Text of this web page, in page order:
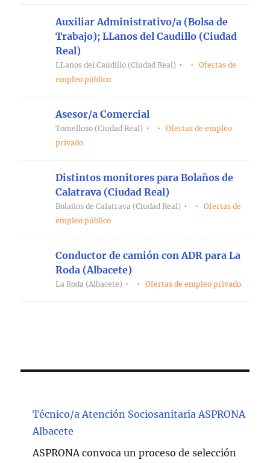
Auxiliar Administrativo/a (Bolsa de
Trabajo); LLanos del Caudillo (Ciudad
Real)
LLanos del Caudillo (Ciudad Real)
Ofertas de
empleo público
Asesor/a Comercial
Tomelloso (Ciudad Real)
Ofertas de empleo
privado
Distintos monitores para Bolaños de
Calatrava (Ciudad Real)
Bolaños de Calatrava (Ciudad Real)
Ofertas de
empleo público
Conductor de camión con ADR para La
Roda (Albacete)
La Roda (Albacete) Ofertas de empleo privado
Técnico/a Atención Sociosanitaria ASPRONA
Albacete
ASPRONA convoca un proceso de selección